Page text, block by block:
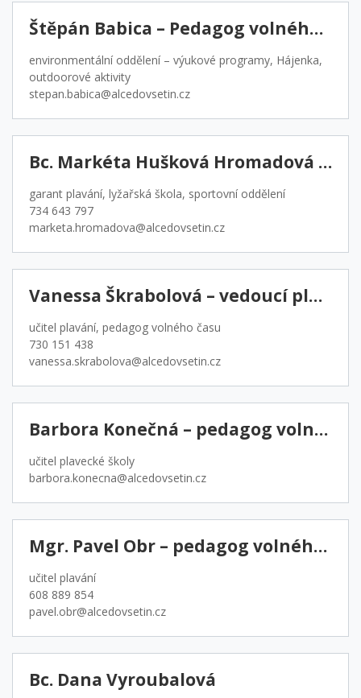
Štěpán Babica – Pedagog volného času
environmentální oddělení – výukové programy, Hájenka,
outdoorové aktivity
stepan.babica@alcedovsetin.cz
Bc. Markéta Hušková Hromadová – pedagog volného času
garant plavání, lyžařská škola, sportovní oddělení
734 643 797
marketa.hromadova@alcedovsetin.cz
Vanessa Škrabolová – vedoucí plavecké školy
učitel plavání, pedagog volného času
730 151 438
vanessa.skrabolova@alcedovsetin.cz
Barbora Konečná – pedagog volného času
učitel plavecké školy
barbora.konecna@alcedovsetin.cz
Mgr. Pavel Obr – pedagog volného času
učitel plavání
608 889 854
pavel.obr@alcedovsetin.cz
Bc. Dana Vyroubalová